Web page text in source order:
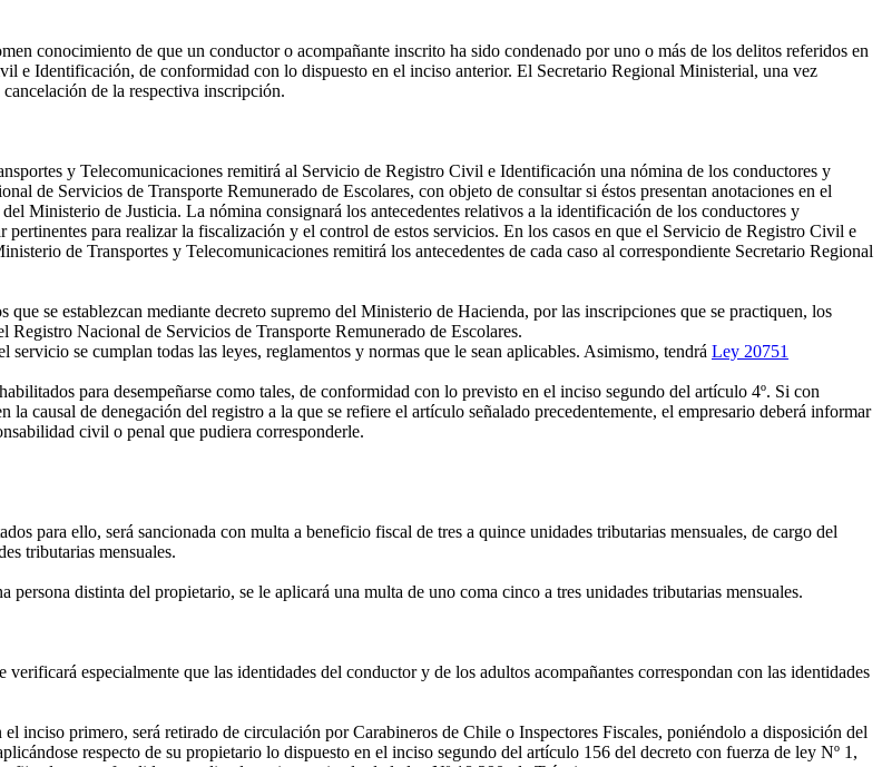
conocimiento de que un conductor o acompañante inscrito ha sido condenado por uno o más de los delitos referidos en
e Identificación, de conformidad con lo dispuesto en el inciso anterior. El Secretario Regional Ministerial, una vez
de la respectiva inscripción.
y Telecomunicaciones remitirá al Servicio de Registro Civil e Identificación una nómina de los conductores y
de Servicios de Transporte Remunerado de Escolares, con objeto de consultar si éstos presentan anotaciones en el
Ministerio de Justicia. La nómina consignará los antecedentes relativos a la identificación de los conductores y
para realizar la fiscalización y el control de estos servicios. En los casos en que el Servicio de Registro Civil e
de Transportes y Telecomunicaciones remitirá los antecedentes de cada caso al correspondiente Secretario Regional
se establezcan mediante decreto supremo del Ministerio de Hacienda, por las inscripciones que se practiquen, los
Nacional de Servicios de Transporte Remunerado de Escolares.
se cumplan todas las leyes, reglamentos y normas que le sean aplicables. Asimismo, tendrá Ley 20751
para desempeñarse como tales, de conformidad con lo previsto en el inciso segundo del artículo 4º. Si con
causal de denegación del registro a la que se refiere el artículo señalado precedentemente, el empresario deberá informar
civil o penal que pudiera corresponderle.
para ello, será sancionada con multa a beneficio fiscal de tres a quince unidades tributarias mensuales, de cargo del
tributarias mensuales.
distinta del propietario, se le aplicará una multa de uno coma cinco a tres unidades tributarias mensuales.
especialmente que las identidades del conductor y de los adultos acompañantes correspondan con las identidades
inciso primero, será retirado de circulación por Carabineros de Chile o Inspectores Fiscales, poniéndolo a disposición del
respecto de su propietario lo dispuesto en el inciso segundo del artículo 156 del decreto con fuerza de ley Nº 1,